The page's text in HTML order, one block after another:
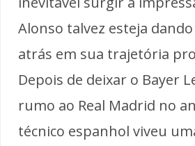
Alonso talvez esteja
atrás em sua trajetória
Depois de deixar o Bayer
rumo ao Real Madrid no
técnico espanhol viveu